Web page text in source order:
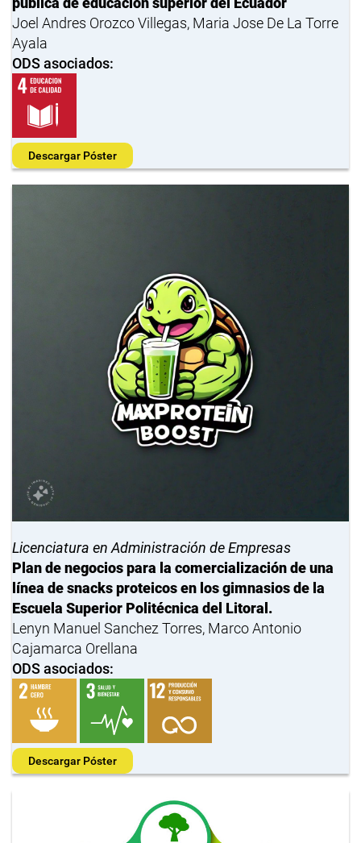
Joel Andres Orozco Villegas, Maria Jose De La Torre
Ayala
ODS asociados:
Descargar Póster
Licenciatura en Administración de Empresas
Plan de negocios para la comercialización de una
línea de snacks proteicos en los gimnasios de la
Escuela Superior Politécnica del Litoral.
Lenyn Manuel Sanchez Torres, Marco Antonio
Cajamarca Orellana
ODS asociados:
Descargar Póster